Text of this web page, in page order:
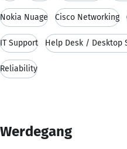
Nokia Nuage Cisco Networking
IT Support Help Desk / Desktop
Reliability
Werdegang